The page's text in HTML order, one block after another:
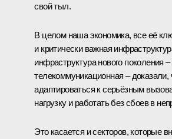
свой тыл.
В целом наша экономика, все её
и критически важная
инфраструктура нового поколения
телекоммуникационная –
адаптироваться к серьёзным
нагрузку и работать без сбоев в
Это касается и секторов, которые